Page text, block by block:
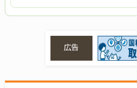
広告